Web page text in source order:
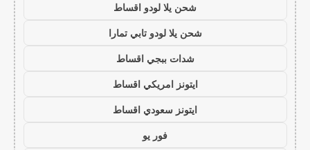
شحن يلا لودو اقساط
شحن يلا لودو تابي تمارا
شدات ببجي اقساط
ايتونز امريكي اقساط
ايتونز سعودي اقساط
فور يو